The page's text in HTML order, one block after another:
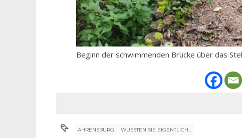
Beginn der schwimmenden Brücke über das
AHRENSBURG WUSSTEN SIE EIGENTLICH...